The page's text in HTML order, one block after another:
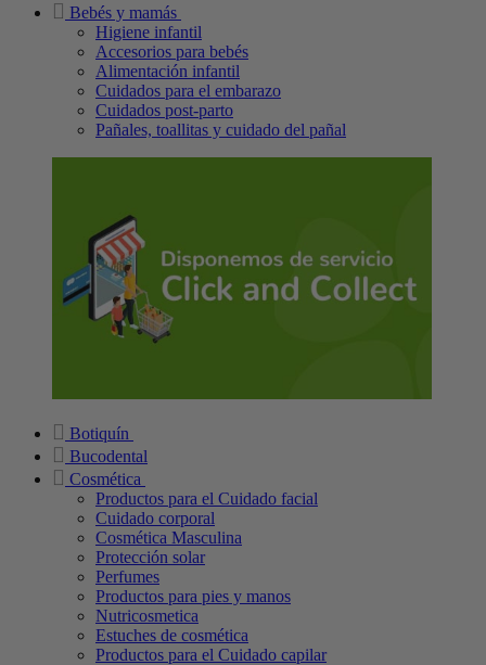
Bebés y mamás
Higiene infantil
Accesorios para bebés
Alimentación infantil
Cuidados para el embarazo
Cuidados post-parto
Pañales, toallitas y cuidado del pañal
Botiquín
Bucodental
Cosmética
Productos para el Cuidado facial
Cuidado corporal
Cosmética Masculina
Protección solar
Perfumes
Productos para pies y manos
Nutricosmetica
Estuches de cosmética
Productos para el Cuidado capilar